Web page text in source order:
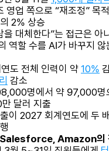
영업 쪽으로 “재조정” 목적
2% 상승
대체한다”는 접근은 아
역할 수를 AI가 바꾸지 않
도 전체 인력이 약 10%
감소
명에서 약 97,000명
달러 지출
이 2027 회계연도에 두
Amazon의